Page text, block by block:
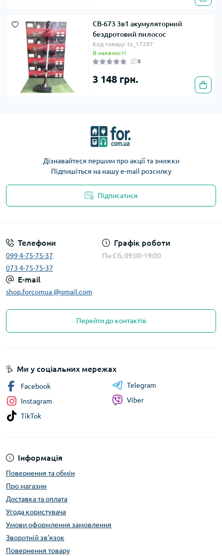
CB-673 3в1 акумуляторний
бездротовий пилосос
Код товару: tx_17287
В наявності
0
3 148 грн.
Дізнавайтеся першим про акції та знижки
Підпишіться на нашу e-mail розсилку
Підписатися
Телефони
099 4-75-75-37
073 4-75-75-37
Графік роботи
Пн-Сб, 09:00-19:00
E-mail
shop.forcomua @gmail.com
Перейти до контактів
Інформація
Повернення та обмін
Про магазин
Доставка та оплата
Угода користувача
Умови оформлення замовлення
Зворотній зв’язок
Повернення товару
Ми у соціальних мережах
Facebook
Instagram
TikTok
Telegram
Viber